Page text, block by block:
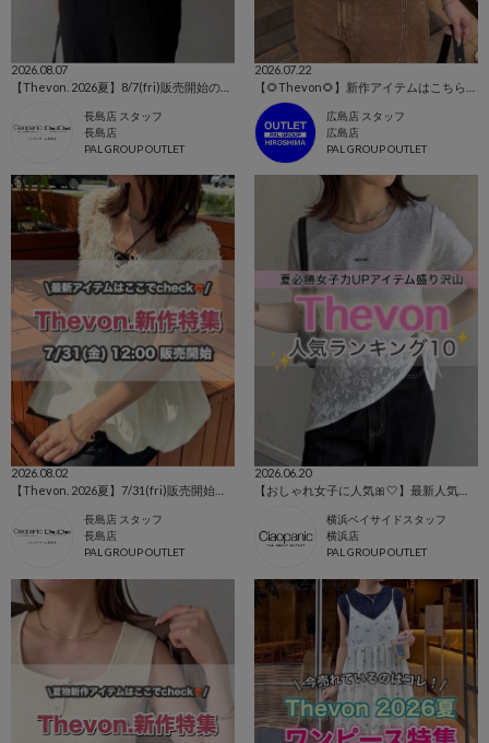
2026.08.07
長島店 スタッフ
長島店
PAL GROUP OUTLET
2026.07.22
広島店 スタッフ
広島店
PAL GROUP OUTLET
2026.08.02
長島店 スタッフ
長島店
PAL GROUP OUTLET
2026.06.20
【おしゃれ女子に人気🎀🤍】最新人気ランキング👸🏻💐
横浜ベイサイドスタッフ
横浜店
PAL GROUP OUTLET